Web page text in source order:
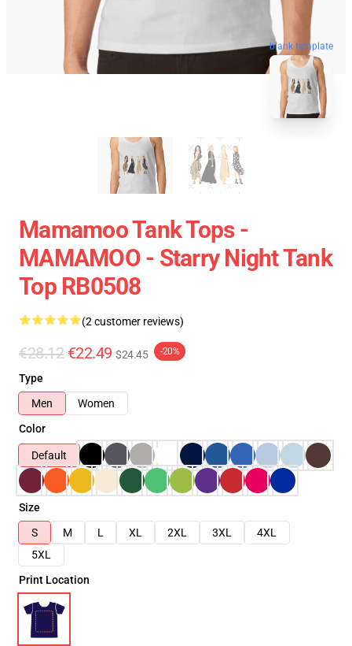
blank template
Mamamoo Tank Tops -
MAMAMOO - Starry Night Tank
Top RB0508
(2 customer reviews)
€28.12 €22.49 $24.45 -20%
Type
Men
Women
Color
Default
Size
S
M L XL 2XL 3XL
4XL
5XL
Print Location